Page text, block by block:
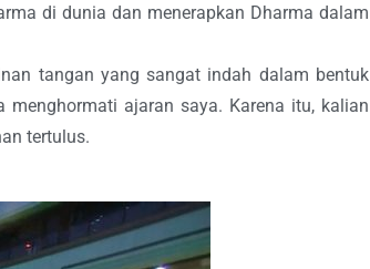
di dunia dan menerapkan Dharma dalam
tangan yang sangat indah dalam bentuk
ajaran saya. Karena itu, kalian
tertulus.